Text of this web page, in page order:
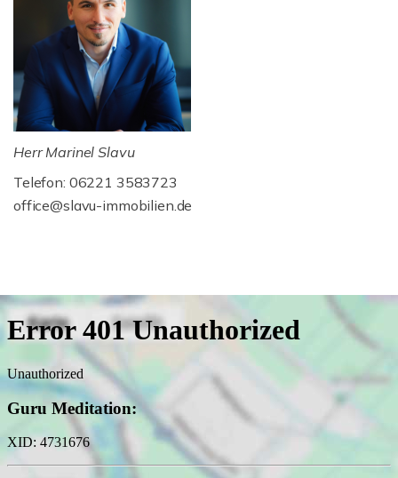
Herr Marinel Slavu
Telefon: 06221 3583723
office@slavu-immobilien.de